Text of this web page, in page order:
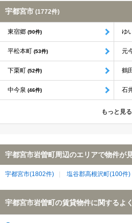
宇都宮市 (1772件)
東宿郷 (90件) ゆ
平松本町 (53件) 元
下栗町 (52件) 鶴
中今泉 (46件) 石
もっと見る
宇都宮市岩曽町周辺のエリアで物件が
宇都宮市(1802件) 塩谷郡高根沢町(100件)
宇都宮市岩曽町の賃貸物件に関するよ